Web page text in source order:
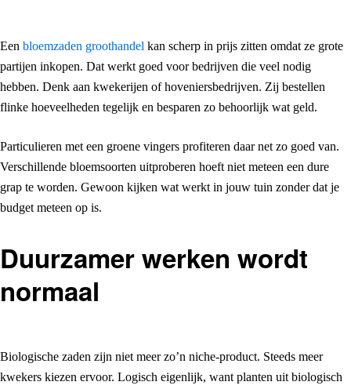
Een bloemzaden groothandel kan scherp in prijs zitten omdat ze grote
partijen inkopen. Dat werkt goed voor bedrijven die veel nodig
hebben. Denk aan kwekerijen of hoveniersbedrijven. Zij bestellen
flinke hoeveelheden tegelijk en besparen zo behoorlijk wat geld.
Particulieren met een groene vingers profiteren daar net zo goed van.
Verschillende bloemsoorten uitproberen hoeft niet meteen een dure
grap te worden. Gewoon kijken wat werkt in jouw tuin zonder dat je
budget meteen op is.
Duurzamer werken wordt
normaal
Biologische zaden zijn niet meer zo’n niche-product. Steeds meer
kwekers kiezen ervoor. Logisch eigenlijk, want planten uit biologisch